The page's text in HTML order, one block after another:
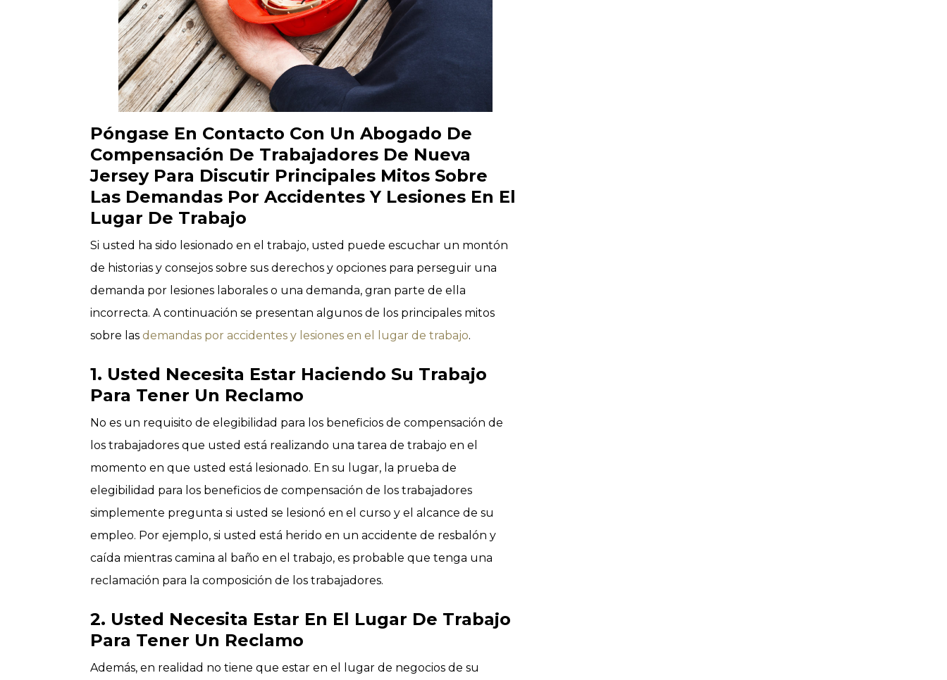
Póngase En Contacto Con Un Abogado De
Compensación De Trabajadores De Nueva
Jersey Para Discutir Principales Mitos Sobre
Las Demandas Por Accidentes Y Lesiones En El
Lugar De Trabajo
Si usted ha sido lesionado en el trabajo, usted puede escuchar un montón
de historias y consejos sobre sus derechos y opciones para perseguir una
demanda por lesiones laborales o una demanda, gran parte de ella
incorrecta. A continuación se presentan algunos de los principales mitos
sobre las demandas por accidentes y lesiones en el lugar de trabajo.
1. Usted Necesita Estar Haciendo Su Trabajo
Para Tener Un Reclamo
No es un requisito de elegibilidad para los beneficios de compensación de
los trabajadores que usted está realizando una tarea de trabajo en el
momento en que usted está lesionado. En su lugar, la prueba de
elegibilidad para los beneficios de compensación de los trabajadores
simplemente pregunta si usted se lesionó en el curso y el alcance de su
empleo. Por ejemplo, si usted está herido en un accidente de resbalón y
caída mientras camina al baño en el trabajo, es probable que tenga una
reclamación para la composición de los trabajadores.
2. Usted Necesita Estar En El Lugar De Trabajo
Para Tener Un Reclamo
Además, en realidad no tiene que estar en el lugar de negocios de su